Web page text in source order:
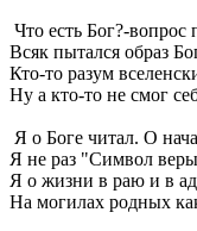
Что есть Бог?-
Всяк пытался образ
Кто-то разум
Ну а кто-то не смог
Я о Боге читал. О
Я не раз "Символ
Я о жизни в раю и в
На могилах родных